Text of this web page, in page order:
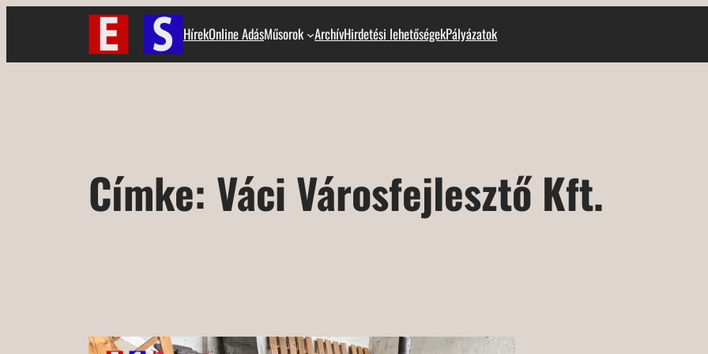
HírekOnline AdásMűsorok ArchívHirdetési lehetőségekPályázatok
Címke: Váci Városfejlesztő Kft.